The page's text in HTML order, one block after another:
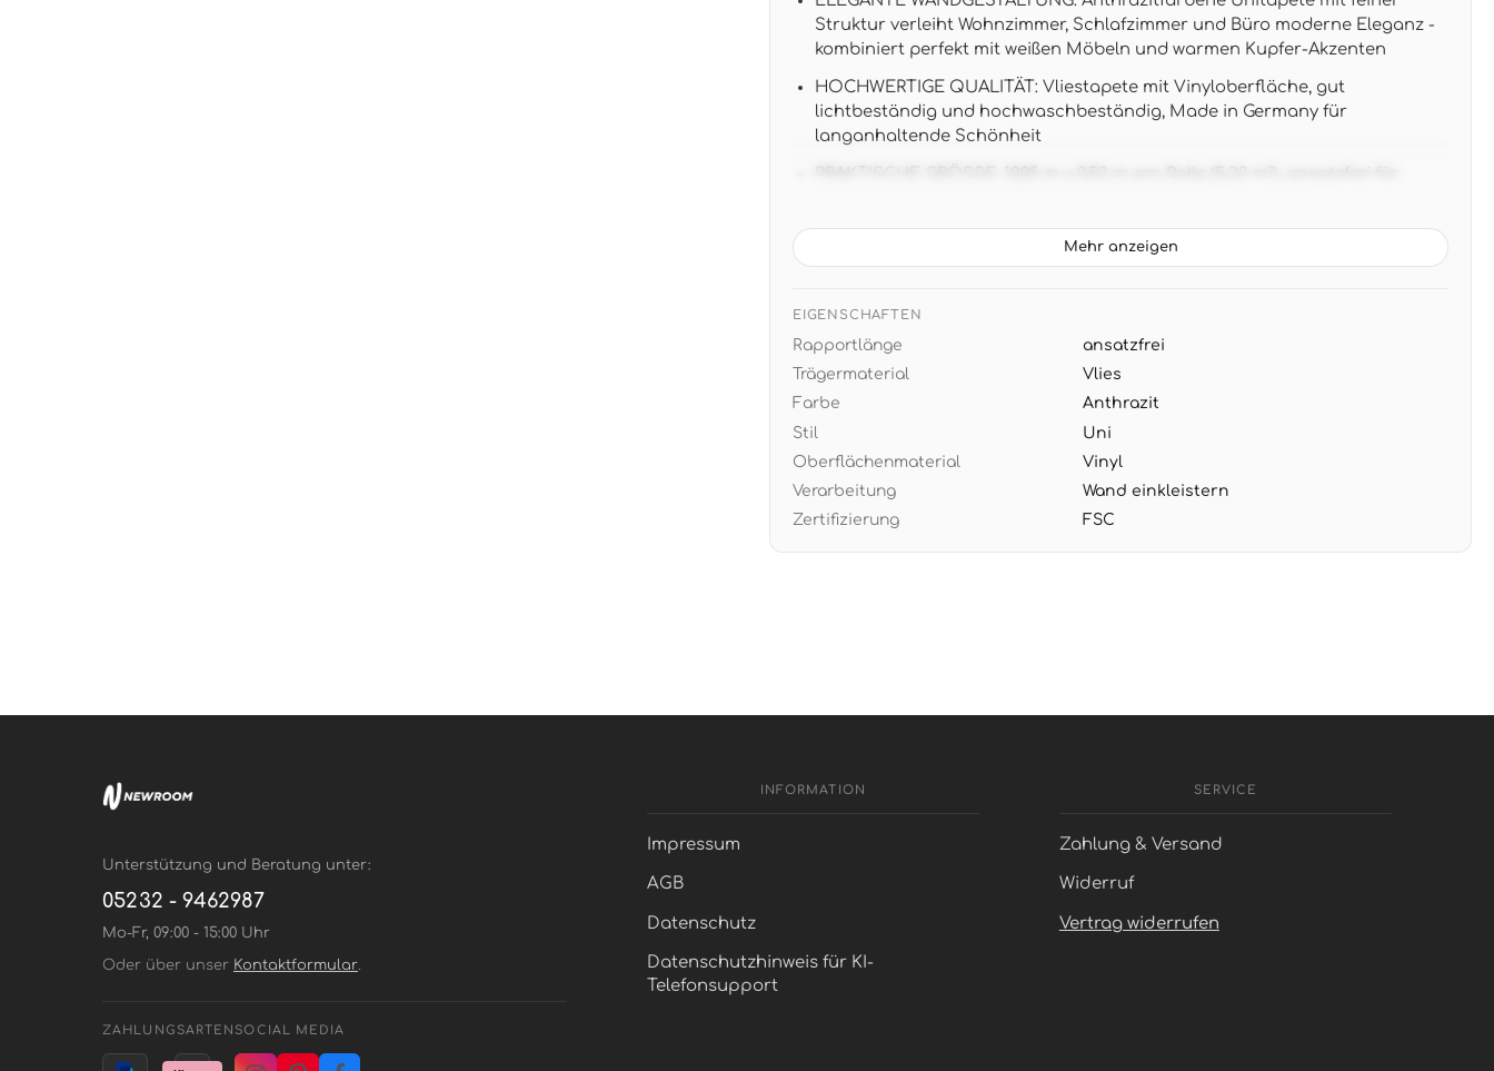
Struktur verleiht Wohnzimmer, Schlafzimmer und Büro moderne Eleganz -
kombiniert perfekt mit weißen Möbeln und warmen Kupfer-Akzenten
HOCHWERTIGE QUALITÄT: Vliestapete mit Vinyloberfläche, gut
lichtbeständig und hochwaschbeständig, Made in Germany für
langanhaltende Schönheit
PRAKTISCHE GRÖSSE: 10,05 m x 0,53 m pro Rolle (5,33 m²), ansatzfrei für
ZEITLOSES DESIGN: Edle anthrazitgraue Unifarbe mit dezenter Struktur
passt zu minimalistischen und modernen Einrichtungsstilen - ideal als
EINFACHE VERARBEITUNG: Wand einkleistern, Tapete direkt aufbringen -
restlos trocken abziehbar bei Renovierung
Mehr anzeigen
EIGENSCHAFTEN
Rapportlänge
ansatzfrei
Trägermaterial
Vlies
Farbe
Anthrazit
Stil
Uni
Oberflächenmaterial
Vinyl
Verarbeitung
Wand einkleistern
Zertifizierung
FSC
Unterstützung und Beratung unter:
05232 - 9462987
Mo-Fr, 09:00 - 15:00 Uhr
Oder über unser Kontaktformular.
ZAHLUNGSARTEN SOCIAL MEDIA
INFORMATION
Impressum
AGB
Datenschutz
Datenschutzhinweis für KI-
Telefonsupport
SERVICE
Zahlung & Versand
Widerruf
Vertrag widerrufen